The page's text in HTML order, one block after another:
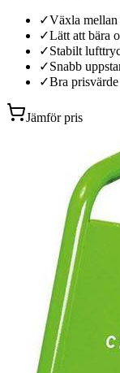
✓Växla
✓Lätt att bära
✓Stabilt
✓Snabb
✓Bra
Jämför pris